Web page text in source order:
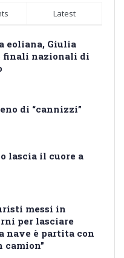
Latest
eoliana, Giulia
finali nazionali di
di “cannizzi”
lascia il cuore a
messi in
per lasciare
nave è partita con
camion”